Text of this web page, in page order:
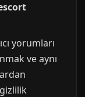
yorumları
ve aynı